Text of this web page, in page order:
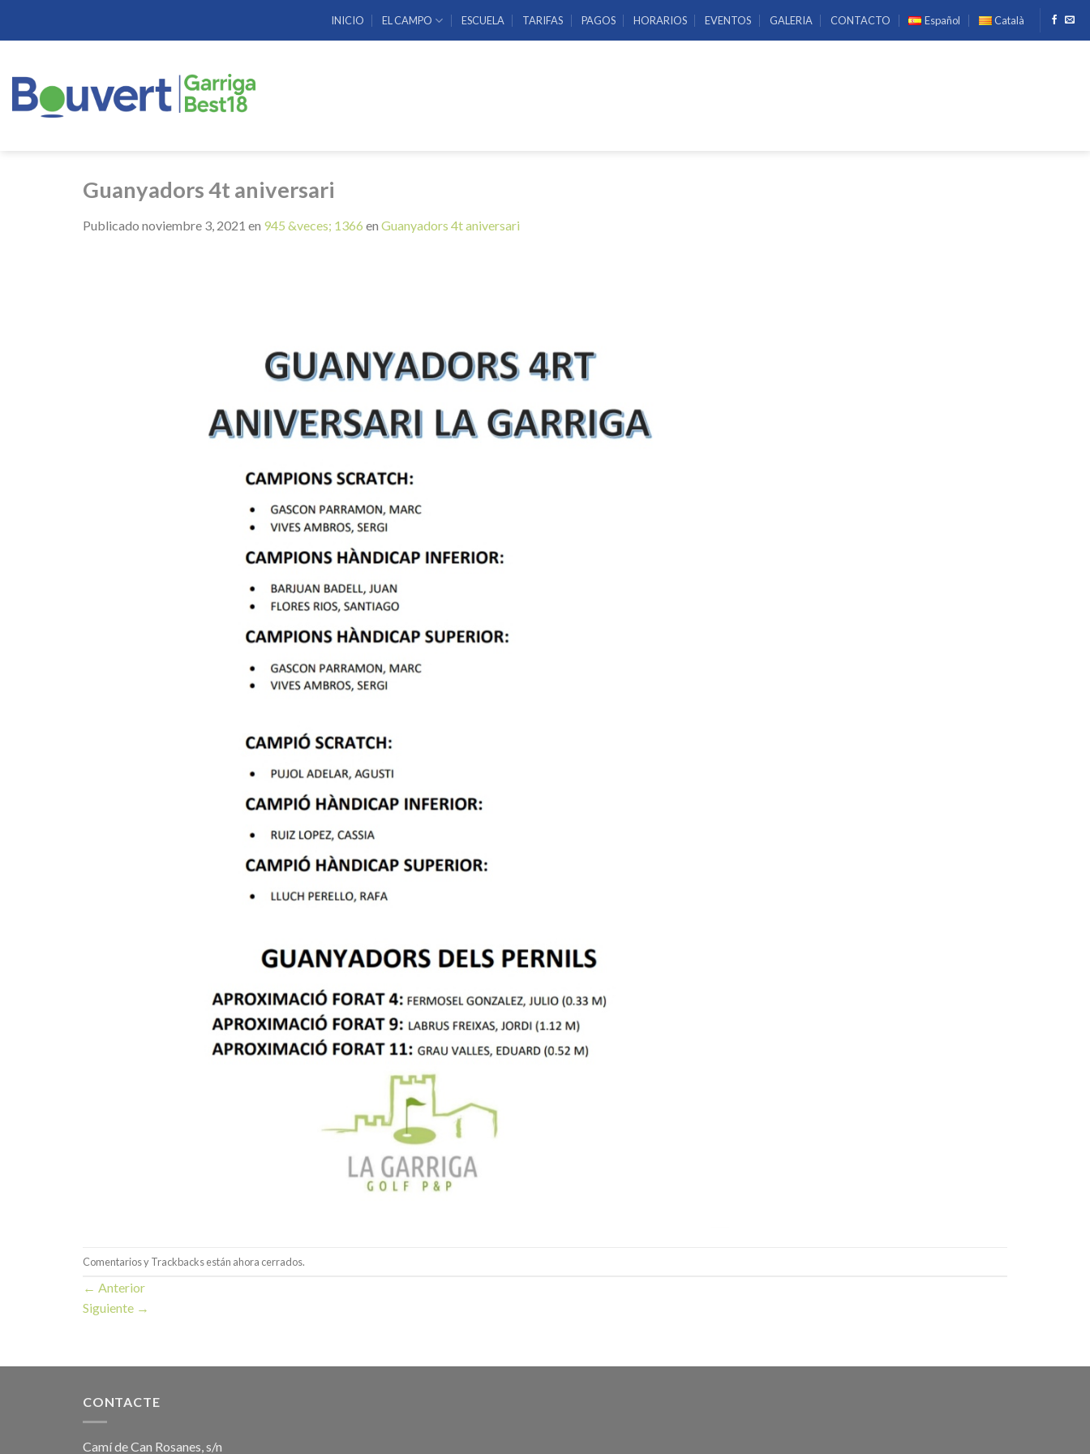
INICIO EL CAMPO ESCUELA TARIFAS PAGOS HORARIOS EVENTOS GALERIA CONTACTO Español Català
Guanyadors 4t aniversari
Publicado noviembre 3, 2021 en 945 &veces; 1366 en Guanyadors 4t aniversari
Comentarios y Trackbacks están ahora cerrados.
← Anterior
Siguiente →
CONTACTE
Camí de Can Rosanes, s/n